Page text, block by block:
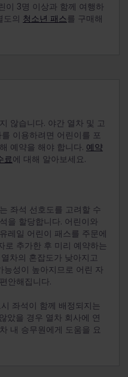
이 3명 이상과 함께 여행하
도의 청소년 패스를 구매해
않습니다. 야간 열차 및 고
이용하려면 어린이를 포
예약을 해야 합니다. 예약
료에 대해 알아보세요.
좌석 선호도를 고려할 수
을 할당합니다. 어린이와
레일 어린이 패스를 주문에
로 추가한 후 미리 예약하는
차의 혼잡도가 낮아지고
능성이 높아지므로 어린 자
안해집니다.
좌석이 함께 배정되지는
았을 경우 열차 회사에 연
내 승무원에게 도움을 요